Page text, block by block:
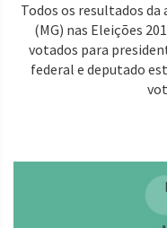
Todos os resultados
(MG) nas Eleições
votados para
federal e deputado